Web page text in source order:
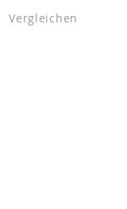
Vergleichen